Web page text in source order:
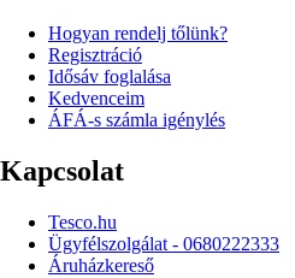
Hogyan rendelj tőlünk?
Regisztráció
Idősáv foglalása
Kedvenceim
ÁFÁ-s számla igénylés
Kapcsolat
Tesco.hu
Ügyfélszolgálat - 0680222333
Áruházkereső